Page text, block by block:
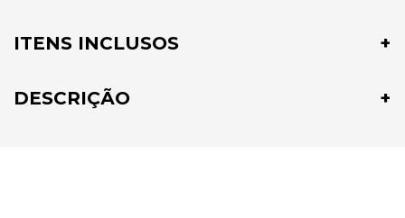
ITENS INCLUSOS
DESCRIÇÃO